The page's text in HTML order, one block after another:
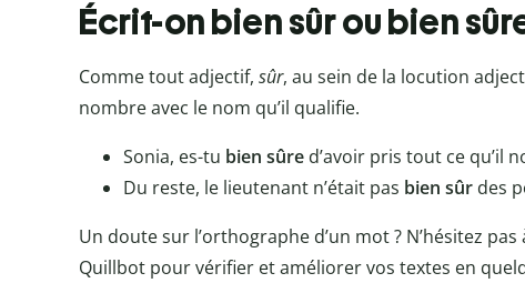
Écrit-on bien sûr ou bien
Comme tout adjectif, sûr, au sein de la locution
nombre avec le nom qu’il qualifie.
Sonia, es-tu bien sûred’avoir pris tout ce qu’il
Du reste, le lieutenant n’était pas bien sûrdes
Un doute sur l’orthographe d’un mot ? N’hésitez
Quillbot pour vérifier et améliorer vos textes en